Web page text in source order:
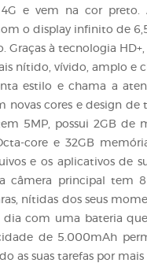
e vem na cor preto.
o display infinito de
Graças à tecnologia
nítido, vívido, amplo e
estilo e chama a
novas cores e design de
5MP, possui 2GB de
core e 32GB
e os aplicativos de
câmera principal tem
nítidas dos seus
com uma bateria
de 5.000mAh
as suas tarefas por mais